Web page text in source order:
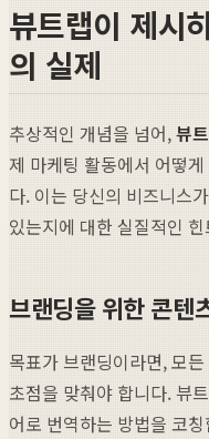
뷰트랩이 제시
의 실제
추상적인 개념을 넘어,뷰
제 마케팅 활동에서 어떻
다. 이는 당신의 비즈니스
있는지에 대한 실질적인
브랜딩을 위한 콘텐
목표가 브랜딩이라면, 모
초점을 맞춰야 합니다. 뷰
어로 번역하는 방법을 코